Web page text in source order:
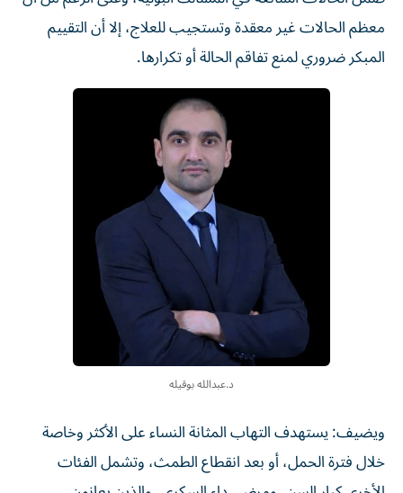
معظم الحالات غير معقدة وتستجيب للعلاج، إلا أن التقييم
المبكر ضروري لمنع تفاقم الحالة أو تكرارها.
د.عبدالله بوقيله
ويضيف: يستهدف التهاب المثانة النساء على الأكثر وخاصة
خلال فترة الحمل، أو بعد انقطاع الطمث، وتشمل الفئات